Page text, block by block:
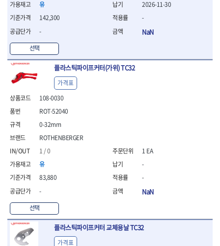
- 너트드라이버
- 자화기
- 레이저팁 드라이버
- 라쳇렌치
- 임팩엑스트라롱소켓
- 파워렌치
- 드릴척아답타
- 옵셋렌치
- 파워렌치
- 소켓홀더
- 클라이밍비트
- 비트소켓세트
- 포지비트
- 일자비트
- 임팩포지비트
- 임팩십자비트
- 십자비트
- 임팩별비트소켓
유
142,300
-
선택
2026-11-30
-
NaN
플라스틱파이프커터(가위) TC32
108-0030
ROTHENBERGER
1 / 0
유
83,880
-
선택
ROT-52040
0-32mm
가격표
1 EA
-
-
NaN
플라스틱파이프커터 교체용날 TC32
가격표